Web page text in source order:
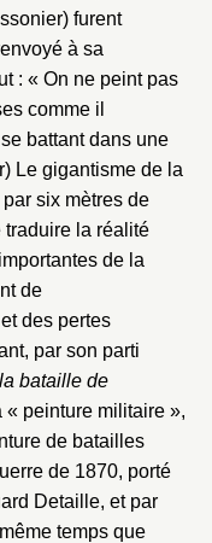
furent
à sa
: « On ne peint pas
comme il
battant dans une
Le gigantisme de la
six mètres de
traduire la réalité
de la
de
des pertes
par son parti
bataille de
« peinture militaire »,
de batailles
de 1870, porté
Detaille, et par
temps que